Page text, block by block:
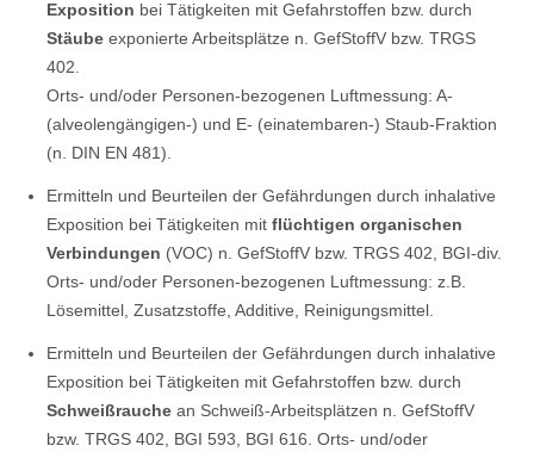
Exposition bei Tätigkeiten mit Gefahrstoffen bzw. durch
Stäubeexponierte Arbeitsplätze n. GefStoffV bzw. TRGS
402.
Orts- und/oder Personen-bezogenen Luftmessung: A-
(alveolengängigen-) und E- (einatembaren-) Staub-Fraktion
(n. DIN EN 481).
Ermitteln und Beurteilen der Gefährdungen durch inhalative
Exposition bei Tätigkeiten mit flüchtigen organischen
Verbindungen (VOC) n. GefStoffV bzw. TRGS 402, BGI-div.
Orts- und/oder Personen-bezogenen Luftmessung: z.B.
Lösemittel, Zusatzstoffe, Additive, Reinigungsmittel.
Ermitteln und Beurteilen der Gefährdungen durch inhalative
Exposition bei Tätigkeiten mit Gefahrstoffen bzw. durch
Schweißrauchean Schweiß-Arbeitsplätzen n. GefStoffV
bzw. TRGS 402, BGI 593, BGI 616. Orts- und/oder